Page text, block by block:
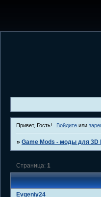
Привет, Гость! Войдитеили
»Game Mods - моды для 3D
Страница: 1
Evgeniy24